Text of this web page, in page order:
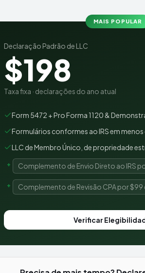
MAIS POPULAR
Declaração Padrão de LLC
$198
Taxa fixa · declarações do ano atual
Form 5472 + Pro Forma 1120 &
Formulários conformes ao IRS em menos
LLC de Membro Único, de propriedade
+ Complemento de Envio Direto ao IRS
+ Complemento de Revisão CPA por $99
Verificar